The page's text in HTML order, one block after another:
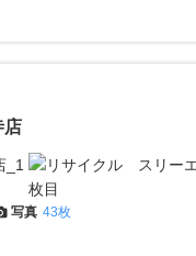
店
写真 43枚